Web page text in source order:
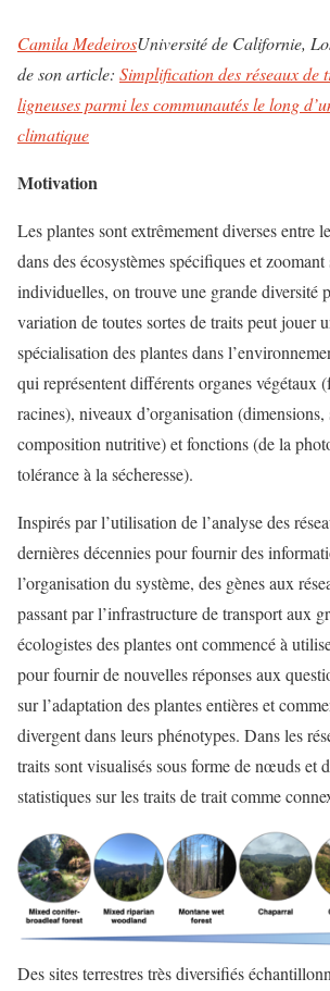
Camila MedeirosUniversité de Californie,
de son article: Simplification des réseaux de
ligneuses parmi les communautés le long
climatique
Motivation
Les plantes sont extrêmement diverses entre
dans des écosystèmes spécifiques et
individuelles, on trouve une grande diversité
variation de toutes sortes de traits peut jouer
spécialisation des plantes dans
qui représentent différents organes végétaux
racines), niveaux d’organisation
composition nutritive) et fonctions (de la
tolérance à la sécheresse).
Inspirés par l’utilisation de l’analyse des
dernières décennies pour fournir des
l’organisation du système, des gènes aux
passant par l’infrastructure de transport aux
écologistes des plantes ont commencé à
pour fournir de nouvelles réponses aux
sur l’adaptation des plantes entières et
divergent dans leurs phénotypes. Dans les
traits sont visualisés sous forme de nœuds et
statistiques sur les traits de trait comme
Des sites terrestres très diversifiés